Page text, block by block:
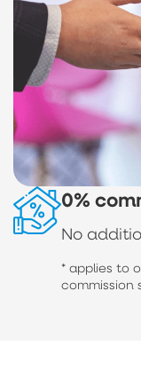
0%
No
* applies to
commission